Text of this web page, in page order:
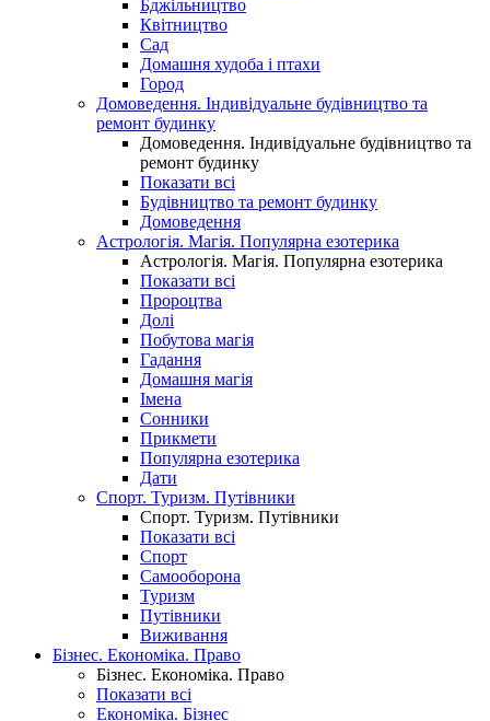
Бджільництво
Квітництво
Сад
Домашня худоба і птахи
Город
Домоведення. Індивідуальне будівництво та
ремонт будинку
Домоведення. Індивідуальне будівництво та
ремонт будинку
Показати всі
Будівництво та ремонт будинку
Домоведення
Астрологія. Магія. Популярна езотерика
Астрологія. Магія. Популярна езотерика
Показати всі
Пророцтва
Долі
Побутова магія
Гадання
Домашня магія
Імена
Сонники
Прикмети
Популярна езотерика
Дати
Спорт. Туризм. Путівники
Спорт. Туризм. Путівники
Показати всі
Спорт
Самооборона
Туризм
Путівники
Виживання
Бізнес. Економіка. Право
Бізнес. Економіка. Право
Показати всі
Економіка. Бізнес